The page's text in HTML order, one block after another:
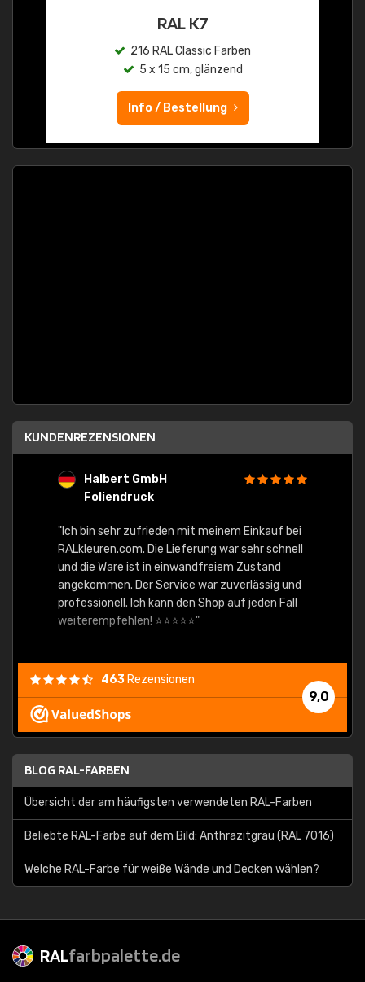
RAL K7
216 RAL Classic Farben
5 x 15 cm, glänzend
Info / Bestellung
KUNDENREZENSIONEN
Halbert GmbH
Foliendruck
"Ich bin sehr zufrieden mit meinem Einkauf bei
RALkleuren.com. Die Lieferung war sehr schnell
und die Ware ist in einwandfreiem Zustand
angekommen. Der Service war zuverlässig und
professionell. Ich kann den Shop auf jeden Fall
weiterempfehlen! ⭐⭐⭐⭐⭐"
9,0
463 Rezensionen
BLOG RAL-FARBEN
Übersicht der am häufigsten verwendeten RAL-Farben
Beliebte RAL-Farbe auf dem Bild: Anthrazitgrau (RAL 7016)
Welche RAL-Farbe für weiße Wände und Decken wählen?
RALfarbpalette.de